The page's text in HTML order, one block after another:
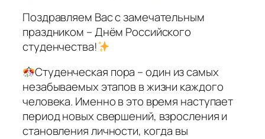
Поздравляем Вас с замечательным
праздником – Днём Российского
студенчества!
Студенческая пора – один из самых
незабываемых этапов в жизни каждого
человека. Именно в это время наступает
период новых свершений, взросления и
становления личности, когда вы